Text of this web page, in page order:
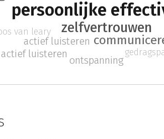
persoonlijke
zelfvertrouwen
actief luisteren
van leary
ontspanning
actief luisteren